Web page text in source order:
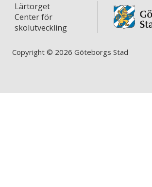
Lärtorget
Center för
skolutveckling
Copyright © 2026 Göteborgs Stad